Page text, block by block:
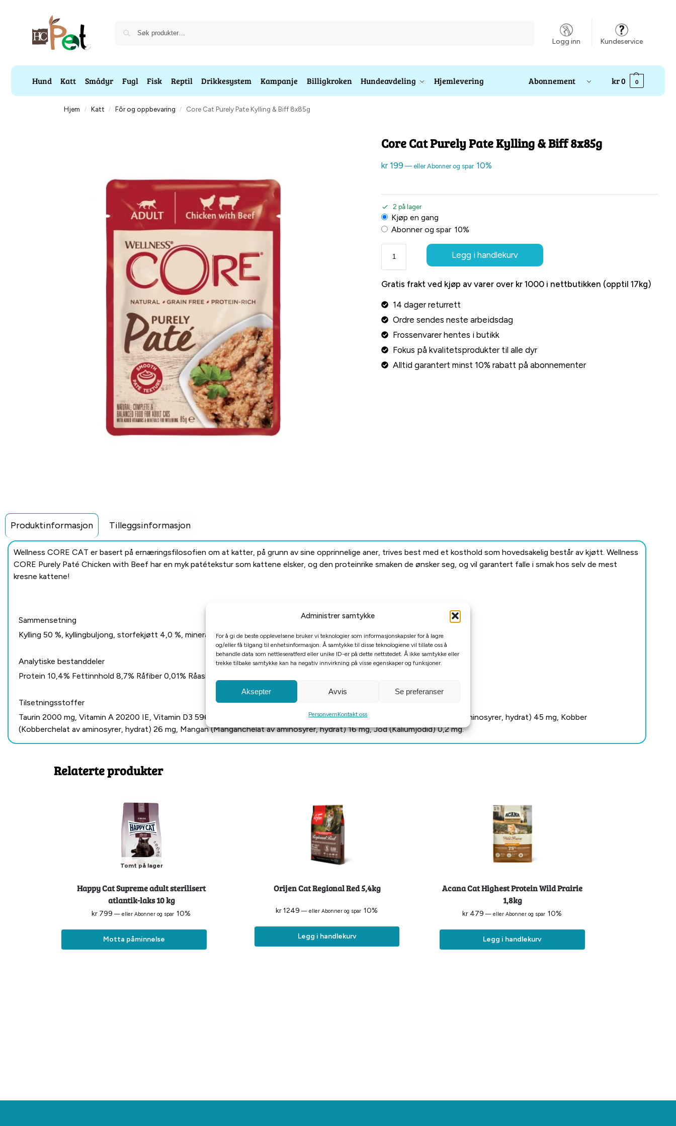
Administrer samtykke
For å gi de beste opplevelsene bruker vi teknologier som informasjonskapsler for å lagre
og/eller få tilgang til enhetsinformasjon. Å samtykke til disse teknologiene vil tillate oss å
behandle data som nettleseratferd eller unike ID-er på dette nettstedet. Å ikke samtykke eller
trekke tilbake samtykke kan ha negativ innvirkning på visse egenskaper og funksjoner.
Aksepter Avvis Se preferanser
PersonvernKontakt oss
Logg inn Kundeservice
Hund Katt Smådyr Fugl Fisk Reptil Drikkesystem Kampanje Billigkroken Hundeavdeling Hjemlevering Abonnement kr0 0
Hjem / Katt / Fôr og oppbevaring / Core Cat Purely Pate Kylling & Biff 8x85g
Core Cat Purely Pate Kylling & Biff 8x85g
kr199 — eller Abonner og spar 10%
2 på lager
Kjøp en gang
Abonner og spar 10%
Legg i handlekurv
Gratis frakt ved kjøp av varer over kr 1000 i nettbutikken (opptil 17kg)
14 dager returrett
Ordre sendes neste arbeidsdag
Frossenvarer hentes i butikk
Fokus på kvalitetsprodukter til alle dyr
Alltid garantert minst 10% rabatt på abonnementer
Produktinformasjon Tilleggsinformasjon
Wellness CORE CAT er basert på ernæringsfilosofien om at katter, på grunn av sine opprinnelige aner, trives best med et kosthold som hovedsakelig består av kjøtt. Wellness
CORE Purely Paté Chicken with Beef har en myk patétekstur som kattene elsker, og den proteinrike smaken de ønsker seg, og vil garantert falle i smak hos selv de mest
kresne kattene!
Sammensetning
Kylling 50 %, kyllingbuljong, storfekjøtt 4,0 %, mineraler, solsikkeolje.
Analytiske bestanddeler
Protein 10,4% Fettinnhold 8,7% Råfiber 0,01% Råaske 2,0% Fuktighet 76,7%.
Tilsetningsstoffer
Taurin 2000 mg, Vitamin A 20200 IE, Vitamin D3 596 IE, Sink (Sinkchelat av aminosyrer, hydrat) 120 mg, Jern (Jernchelat av aminosyrer, hydrat) 45 mg, Kobber
(Kobberchelat av aminosyrer, hydrat) 26 mg, Mangan (Manganchelat av aminosyrer, hydrat) 16 mg, Jod (Kaliumjodid) 0,2 mg.
Relaterte produkter
Tomt på lager
Happy Cat Supreme adult sterilisert
atlantik-laks 10 kg
kr 799 — eller Abonner og spar 10%
Motta påminnelse
Orijen Cat Regional Red 5,4kg
kr1249 — eller Abonner og spar 10%
Legg i handlekurv
Acana Cat Highest Protein Wild Prairie
1,8kg
kr 479 — eller Abonner og spar 10%
Legg i handlekurv